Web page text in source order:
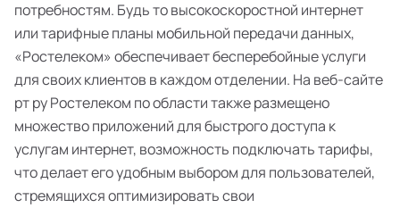
потребностям. Будь то высокоскоростной интернет
или тарифные планы мобильной передачи данных,
«Ростелеком» обеспечивает бесперебойные услуги
для своих клиентов в каждом отделении. На веб-сайте
рт ру Ростелеком по области также размещено
множество приложений для быстрого доступа к
услугам интернет, возможность подключать тарифы,
что делает его удобным выбором для пользователей,
стремящихся оптимизировать свои